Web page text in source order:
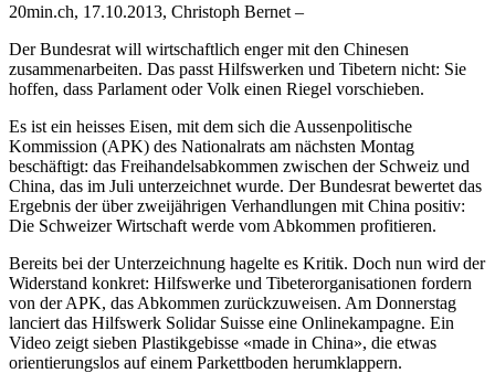
20min.ch, 17.10.2013, Christoph Bernet –
Der Bundesrat will wirtschaftlich enger mit den Chinesen
zusammenarbeiten. Das passt Hilfswerken und Tibetern nicht: Sie
hoffen, dass Parlament oder Volk einen Riegel vorschieben.
Es ist ein heisses Eisen, mit dem sich die Aussenpolitische
Kommission (APK) des Nationalrats am nächsten Montag
beschäftigt: das Freihandelsabkommen zwischen der Schweiz und
China, das im Juli unterzeichnet wurde. Der Bundesrat bewertet das
Ergebnis der über zweijährigen Verhandlungen mit China positiv:
Die Schweizer Wirtschaft werde vom Abkommen profitieren.
Bereits bei der Unterzeichnung hagelte es Kritik. Doch nun wird der
Widerstand konkret: Hilfswerke und Tibeterorganisationen fordern
von der APK, das Abkommen zurückzuweisen. Am Donnerstag
lanciert das Hilfswerk Solidar Suisse eine Onlinekampagne. Ein
Video zeigt sieben Plastikgebisse «made in China», die etwas
orientierungslos auf einem Parkettboden herumklappern.